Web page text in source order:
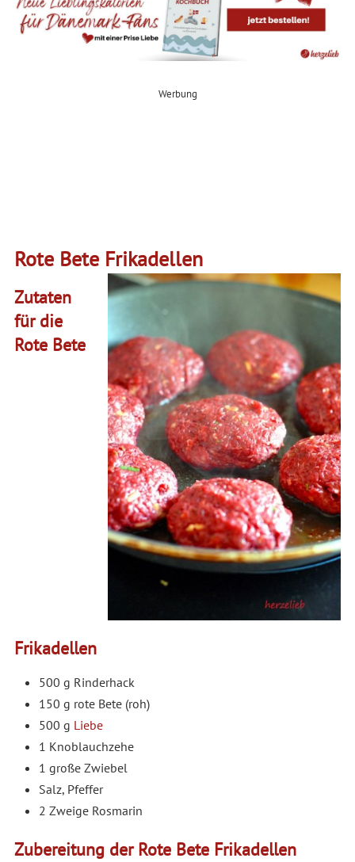
Werbung
Rote Bete Frikadellen
Zutaten
für die
Rote Bete
Frikadellen
500 g Rinderhack
150 g rote Bete (roh)
500 g Liebe
1 Knoblauchzehe
1 große Zwiebel
Salz, Pfeffer
2 Zweige Rosmarin
Zubereitung der Rote Bete Frikadellen